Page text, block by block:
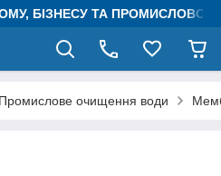
БІЗНЕСУ ТА
Промислове очищення води